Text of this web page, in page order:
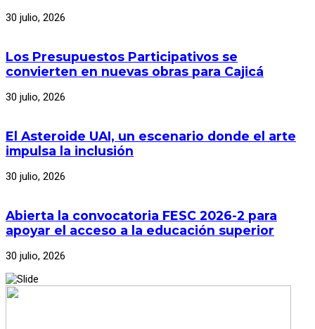
30 julio, 2026
Los Presupuestos Participativos se
convierten en nuevas obras para Cajicá
30 julio, 2026
El Asteroide UAI, un escenario donde el arte
impulsa la inclusión
30 julio, 2026
Abierta la convocatoria FESC 2026-2 para
apoyar el acceso a la educación superior
30 julio, 2026